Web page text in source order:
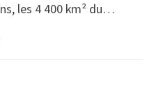
les 4 400 km² du
une terre sacrée pour